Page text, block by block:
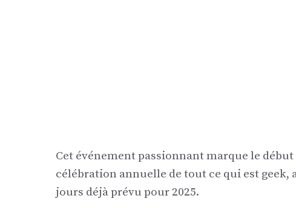
Cet événement passionnant marque le
célébration annuelle de tout ce qui est geek,
jours déjà prévu pour 2025.